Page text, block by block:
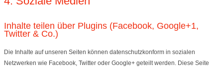
Inhalte teilen über Plugins (Facebook, Google+1,
Twitter & Co.)
Die Inhalte auf unseren Seiten können datenschutzkonform in sozialen
Netzwerken wie Facebook, Twitter oder Google+ geteilt werden. Diese Seite